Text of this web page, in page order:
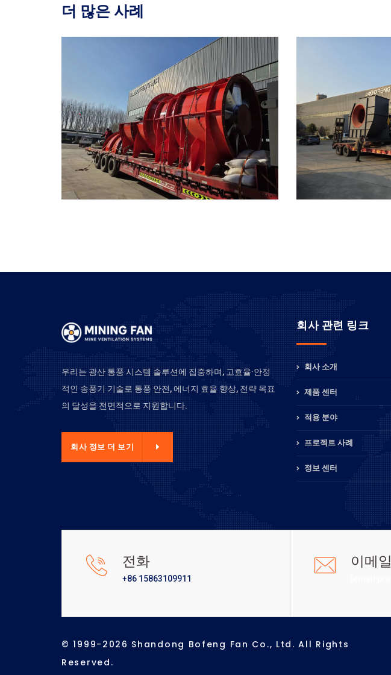
더 많은 사례
대형 산업용 원심 송풍기 출하 사례 | BOFENG 공장 발송
우리는 광산 통풍 시스템 솔루션에 집중하며, 고효율·안정
적인 송풍기 기술로 통풍 안전, 에너지 효율 향상, 전략 목표
의 달성을 전면적으로 지원합니다.
회사 정보 더 보기
회사 관련 링크
회사 소개
제품 센터
적용 분야
프로젝트 사례
정보 센터
전화
+86 15863109911
이메일
© 1999-2026 Shandong Bofeng Fan Co., Ltd. All Rights
Reserved.